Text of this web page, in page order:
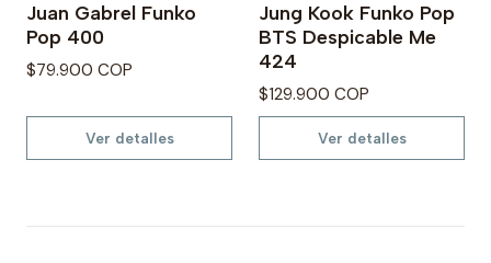
Juan Gabrel Funko
Pop 400
$79.900 COP
Ver detalles
Jung Kook Funko Pop
BTS Despicable Me
424
$129.900 COP
Ver detalles